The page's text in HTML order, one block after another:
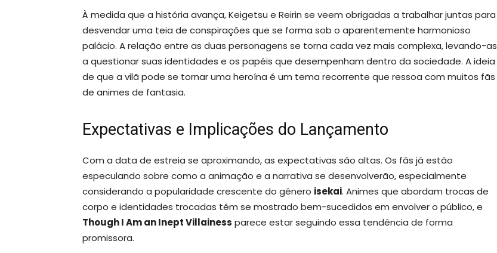
À medida que a história avança, Keigetsu e Reirin se veem obrigadas a trabalhar juntas para
desvendar uma teia de conspirações que se forma sob o aparentemente harmonioso
palácio. A relação entre as duas personagens se torna cada vez mais complexa, levando-as
a questionar suas identidades e os papéis que desempenham dentro da sociedade. A ideia
de que a vilã pode se tornar uma heroína é um tema recorrente que ressoa com muitos fãs
de animes de fantasia.
Expectativas e Implicações do Lançamento
Com a data de estreia se aproximando, as expectativas são altas. Os fãs já estão
especulando sobre como a animação e a narrativa se desenvolverão, especialmente
considerando a popularidade crescente do gênero isekai. Animes que abordam trocas de
corpo e identidades trocadas têm se mostrado bem-sucedidos em envolver o público, e
Though I Am an Inept Villainess parece estar seguindo essa tendência de forma
promissora.